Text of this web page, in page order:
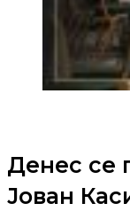
Денес се
Јован